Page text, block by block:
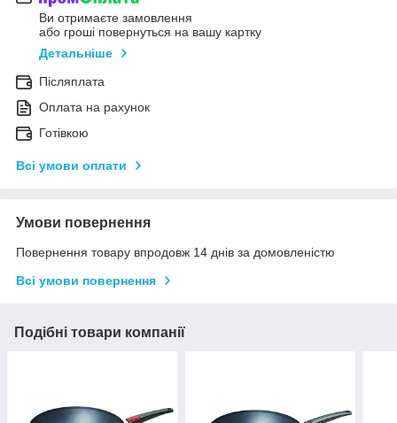
Ви отримаєте замовлення
або гроші повернуться на вашу картку
Детальніше
Післяплата
Оплата на рахунок
Готівкою
Всі умови оплати
Умови повернення
Повернення товару впродовж 14 днів за домовленістю
Всі умови повернення
Подібні товари компанії